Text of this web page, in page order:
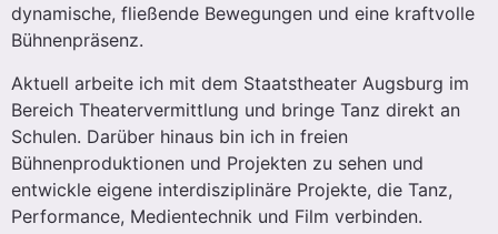
dynamische, fließende Bewegungen und eine kraftvolle
Bühnenpräsenz.
Aktuell arbeite ich mit dem Staatstheater Augsburg im
Bereich Theatervermittlung und bringe Tanz direkt an
Schulen. Darüber hinaus bin ich in freien
Bühnenproduktionen und Projekten zu sehen und
entwickle eigene interdisziplinäre Projekte, die Tanz,
Performance, Medientechnik und Film verbinden.